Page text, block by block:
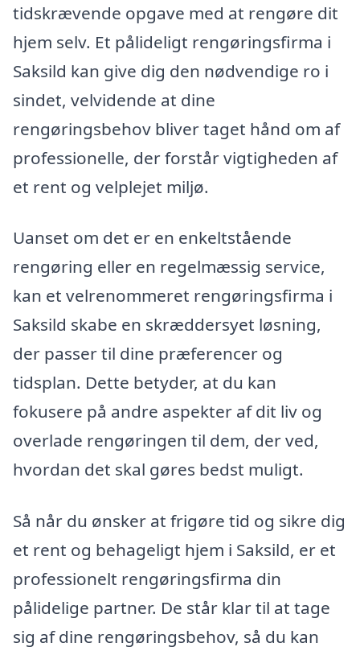
tidskrævende opgave med at rengøre dit
hjem selv. Et pålideligt rengøringsfirma i
Saksild kan give dig den nødvendige ro i
sindet, velvidende at dine
rengøringsbehov bliver taget hånd om af
professionelle, der forstår vigtigheden af
et rent og velplejet miljø.
Uanset om det er en enkeltstående
rengøring eller en regelmæssig service,
kan et velrenommeret rengøringsfirma i
Saksild skabe en skræddersyet løsning,
der passer til dine præferencer og
tidsplan. Dette betyder, at du kan
fokusere på andre aspekter af dit liv og
overlade rengøringen til dem, der ved,
hvordan det skal gøres bedst muligt.
Så når du ønsker at frigøre tid og sikre dig
et rent og behageligt hjem i Saksild, er et
professionelt rengøringsfirma din
pålidelige partner. De står klar til at tage
sig af dine rengøringsbehov, så du kan